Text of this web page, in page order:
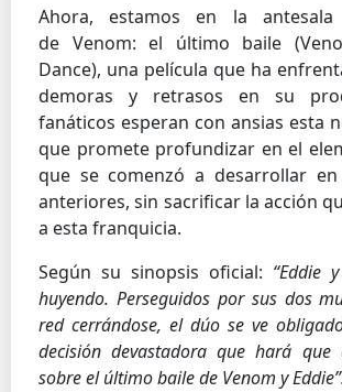
Ahora, estamos en la
de Venom: el último baile
Dance), una película que ha
demoras y retrasos en su
fanáticos esperan con ansias esta
que promete profundizar en el
que se comenzó a desarrollar
anteriores, sin sacrificar la acción
a esta franquicia.
Según su sinopsis oficial: “Eddie
huyendo. Perseguidos por sus dos
red cerrándose, el dúo se ve
decisión devastadora que hará
sobre el último baile de Venom y